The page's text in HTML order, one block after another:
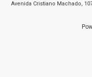
Avenida Cristiano Machado,